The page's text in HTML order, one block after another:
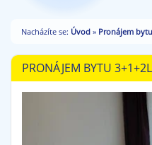
Nacházíte se: Úvod » Pronájem
PRONÁJEM BYTU